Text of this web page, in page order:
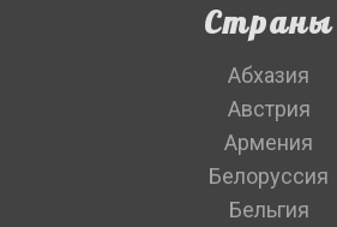
Страны
Абхазия
Австрия
Армения
Белоруссия
Бельгия